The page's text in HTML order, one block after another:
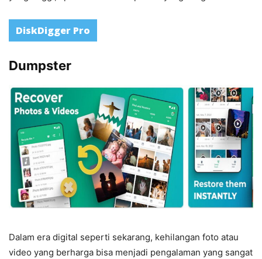
DiskDigger Pro
Dumpster
Dalam era digital seperti sekarang, kehilangan foto atau
video yang berharga bisa menjadi pengalaman yang sangat